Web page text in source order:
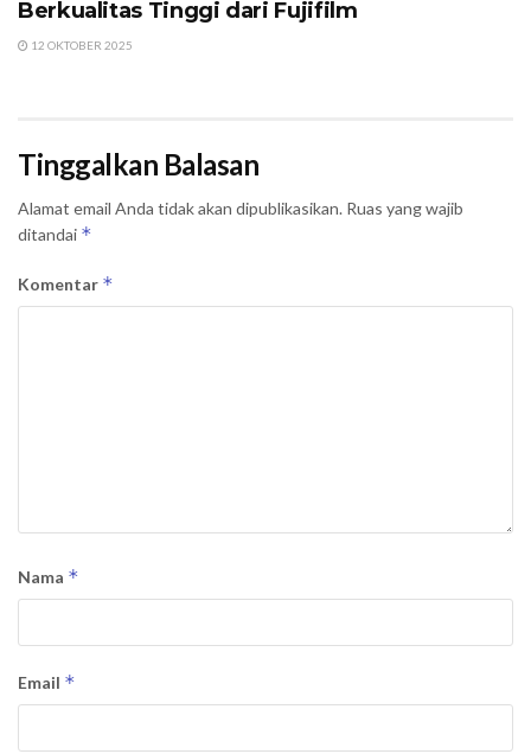
Berkualitas Tinggi dari Fujifilm
12 OKTOBER 2025
Tinggalkan Balasan
Alamat email Anda tidak akan dipublikasikan. Ruas yang wajib
ditandai *
Komentar *
Nama *
Email *